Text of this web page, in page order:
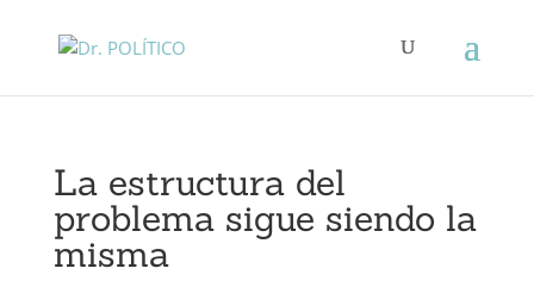
La estructura del
problema sigue siendo la
misma